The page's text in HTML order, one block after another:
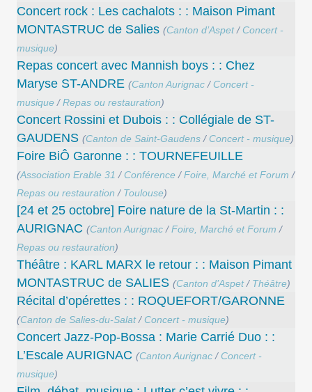
Concert rock : Les cachalots : : Maison Pimant
MONTASTRUC de Salies (Canton d’Aspet/ Concert -
musique)
Repas concert avec Mannish boys : : Chez
Maryse ST-ANDRE (Canton Aurignac / Concert -
musique /Repas ou restauration)
Concert Rossini et Dubois : : Collégiale de ST-
GAUDENS (Canton de Saint-Gaudens / Concert - musique)
Foire BiÔ Garonne : : TOURNEFEUILLE
(Association Erable 31 / Conférence /Foire, Marché et Forum /
Repas ou restauration / Toulouse)
[24 et 25 octobre] Foire nature de la St-Martin : :
AURIGNAC (Canton Aurignac /Foire, Marché et Forum /
Repas ou restauration)
Théâtre : KARL MARX le retour : : Maison Pimant
MONTASTRUC de SALIES (Canton d’Aspet/ Théâtre)
Récital d’opérettes : : ROQUEFORT/GARONNE
(Canton de Salies-du-Salat/ Concert - musique)
Concert Jazz-Pop-Bossa : Marie Carrié Duo : :
L’Escale AURIGNAC (Canton Aurignac / Concert -
musique)